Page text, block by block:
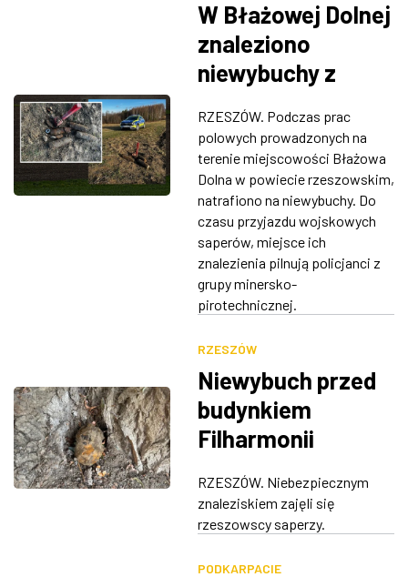
W Błażowej Dolnej
znaleziono
niewybuchy z
światowej
RZESZÓW. Podczas prac
polowych prowadzonych na
terenie miejscowości Błażowa
Dolna w powiecie rzeszowskim,
natrafiono na niewybuchy. Do
czasu przyjazdu wojskowych
saperów, miejsce ich
znalezienia pilnują policjanci z
grupy minersko-
pirotechnicznej.
RZESZÓW
Niewybuch przed
budynkiem
Filharmonii
RZESZÓW. Niebezpiecznym
znaleziskiem zajęli się
rzeszowscy saperzy.
PODKARPACIE